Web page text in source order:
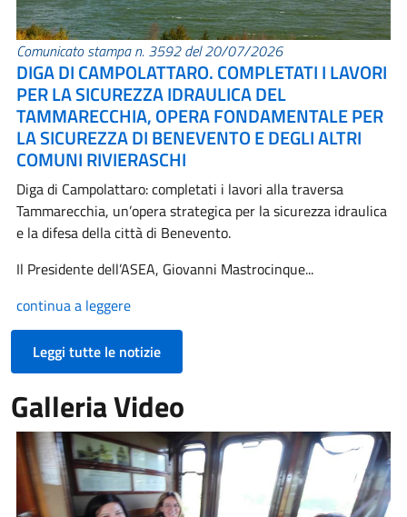
Comunicato stampa n. 3592 del 20/07/2026
DIGA DI CAMPOLATTARO. COMPLETATI I LAVORI
PER LA SICUREZZA IDRAULICA DEL
TAMMARECCHIA, OPERA FONDAMENTALE PER
LA SICUREZZA DI BENEVENTO E DEGLI ALTRI
COMUNI RIVIERASCHI
Diga di Campolattaro: completati i lavori alla traversa
Tammarecchia, un’opera strategica per la sicurezza idraulica
e la difesa della città di Benevento.
Il Presidente dell’ASEA, Giovanni Mastrocinque...
continua a leggere
Leggi tutte le notizie
Galleria Video